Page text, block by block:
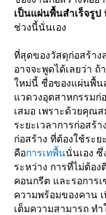
เป็นแผ่นพื้นสำเร็จรูป
ช่วงนี้นั่นเอง
ที่สุดของวัสดุก่อสร้าง
อาจจะพูดได้เลยว่า
ใหม่นี้ ชื่อของแผ่นพื้น
แวดวงอุตสาหกรรมก่
เสมอ เพราะด้วยคุณ
ระยะเวลาการก่อสร้
ก่อสร้าง ที่ต้องใช้ระ
คือการเทพื้นนั่นเอง ซึ่
ระหว่าง การที่ไม่ต้อ
คอนกรีต และรอการ
ความพร้อมของคาน
เต็มความสามารถ ท